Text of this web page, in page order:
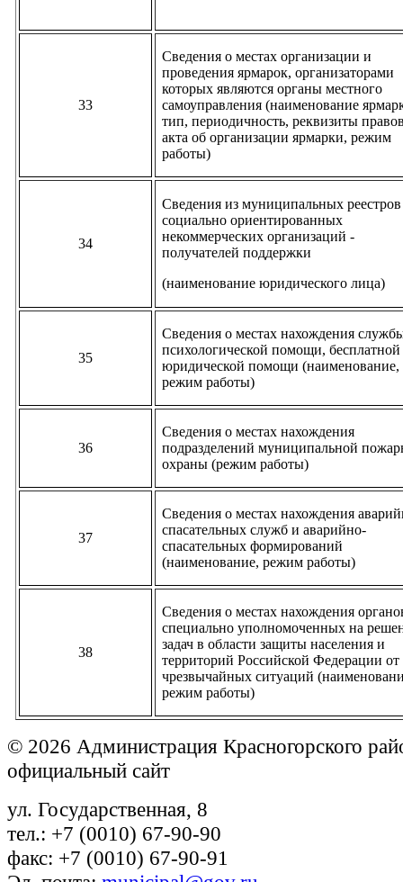
33
Сведения о местах организации и
проведения ярмарок, организаторами
которых являются органы местного
самоуправления (наименование
тип, периодичность, реквизиты
акта об организации ярмарки, режим
работы)
34
Сведения из муниципальных реестров
социально ориентированных
некоммерческих организаций -
получателей поддержки
(наименование юридического лица)
35
Сведения о местах нахождения
психологической помощи, бесплатной
юридической помощи (наименование,
режим работы)
36
Сведения о местах нахождения
подразделений муниципальной
охраны (режим работы)
37
Сведения о местах нахождения
спасательных служб и аварийно-
спасательных формирований
(наименование, режим работы)
38
Сведения о местах нахождения
специально уполномоченных на
задач в области защиты населения и
территорий Российской Федерации от
чрезвычайных ситуаций
режим работы)
© 2026 Администрация Красногорского
официальный сайт
ул. Государственная, 8
тел.: +7 (0010) 67-90-90
факс: +7 (0010) 67-90-91